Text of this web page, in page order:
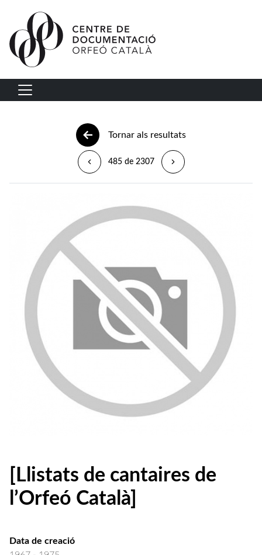
Vés al contingut
Navegació principal
Tornar als resultats
485 de 2307
[Llistats de cantaires de
l’Orfeó Català]
Data de creació